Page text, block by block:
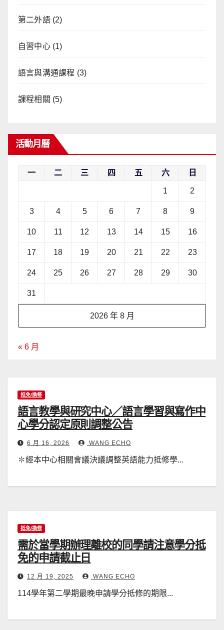
第二外語(2)
自習中心(1)
語言與溝通課程 (3)
課程相關 (5)
活動月曆
2026 年 8 月
一 二 三 四 五 六 日
1 2
3 4 5 6 7 8 9
10 11 12 13 14 15 16
17 18 19 20 21 22 23
24 25 26 27 28 29 30
31
« 6 月
抵免/換修
語言教學與研究中心／語言學習與寫作中
心學分認定原則調整公告
6 月 16, 2026 WANG ECHO
✽經本中心相關會議決議調整英語能力抵修學...
抵免/換修
需於當學期辦理離校的同學請注意學分抵
免的申請截止日
12 月 19, 2025 WANG ECHO
114學年第二學期最晚申請學分抵修的期限...